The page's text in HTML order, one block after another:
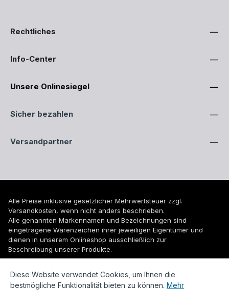
Rechtliches
Info-Center
Unsere Onlinesiegel
Sicher bezahlen
Versandpartner
Alle Preise inklusive gesetzlicher Mehrwertsteuer zzgl.
Versandkosten, wenn nicht anders beschrieben.
Alle genannten Markennamen und Bezeichnungen sind
eingetragene Warenzeichen ihrer jeweiligen Eigentümer und
dienen in unserem Onlineshop ausschließlich zur
Beschreibung unserer Produkte.
© 2026 WUH24.de - Weigel und Unger Heizungs- und
Sanitärtechnik GmbH
Diese Website verwendet Cookies, um Ihnen die
bestmögliche Funktionalität bieten zu können. Mehr